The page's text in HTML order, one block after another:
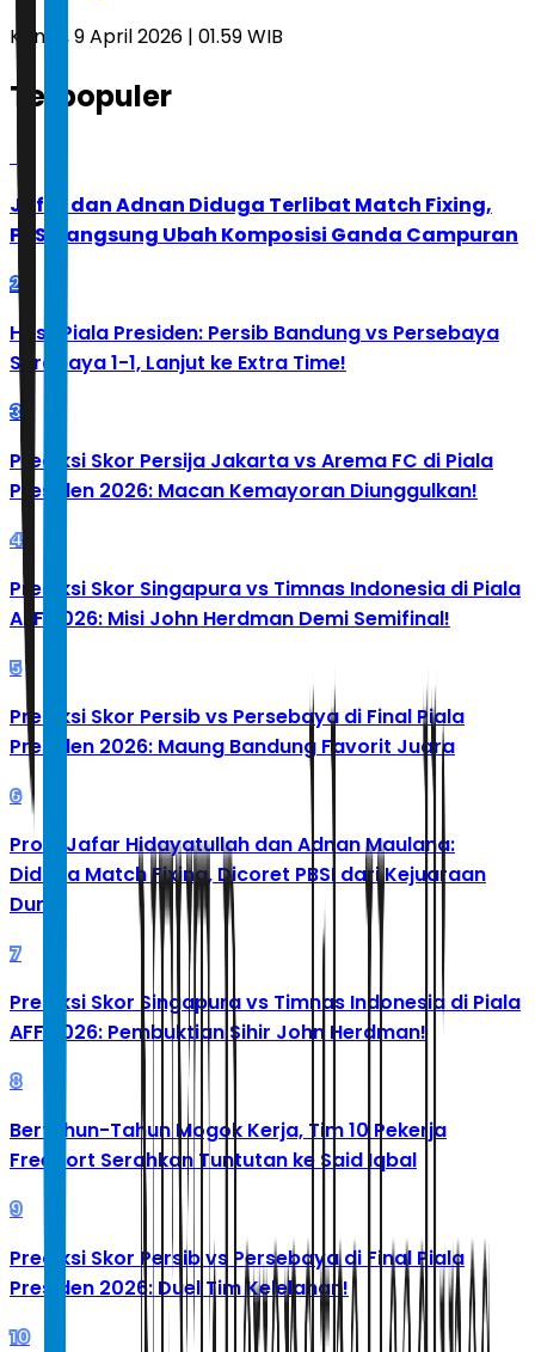
Kamis, 9 April 2026 | 01.59 WIB
Terpopuler
Jafar dan Adnan Diduga Terlibat Match Fixing,
PBSI Langsung Ubah Komposisi Ganda Campuran
2
Hasil Piala Presiden: Persib Bandung vs Persebaya
Surabaya 1-1, Lanjut ke Extra Time!
3
Prediksi Skor Persija Jakarta vs Arema FC di Piala
Presiden 2026: Macan Kemayoran Diunggulkan!
4
Prediksi Skor Singapura vs Timnas Indonesia di Piala
AFF 2026: Misi John Herdman Demi Semifinal!
5
Prediksi Skor Persib vs Persebaya di Final Piala
Presiden 2026: Maung Bandung Favorit Juara
6
Profil Jafar Hidayatullah dan Adnan Maulana:
Diduga Match Fixing, Dicoret PBSI dari Kejuaraan
Dunia
7
Prediksi Skor Singapura vs Timnas Indonesia di Piala
AFF 2026: Pembuktian Sihir John Herdman!
8
Bertahun-Tahun Mogok Kerja, Tim 10 Pekerja
Freeport Serahkan Tuntutan ke Said Iqbal
9
Prediksi Skor Persib vs Persebaya di Final Piala
Presiden 2026: Duel Tim Kelelahan!
10